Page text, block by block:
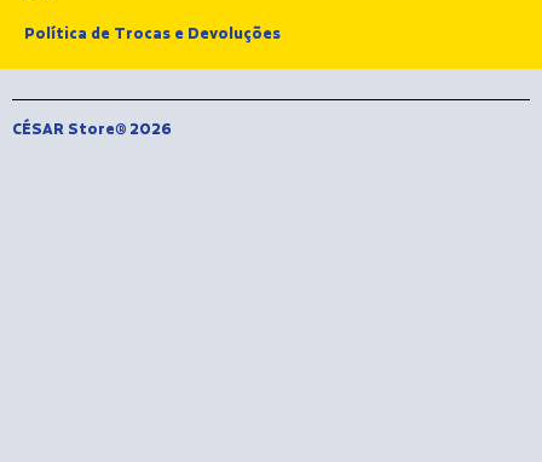
Política de Trocas e Devoluções
CÉSAR Store® 2026